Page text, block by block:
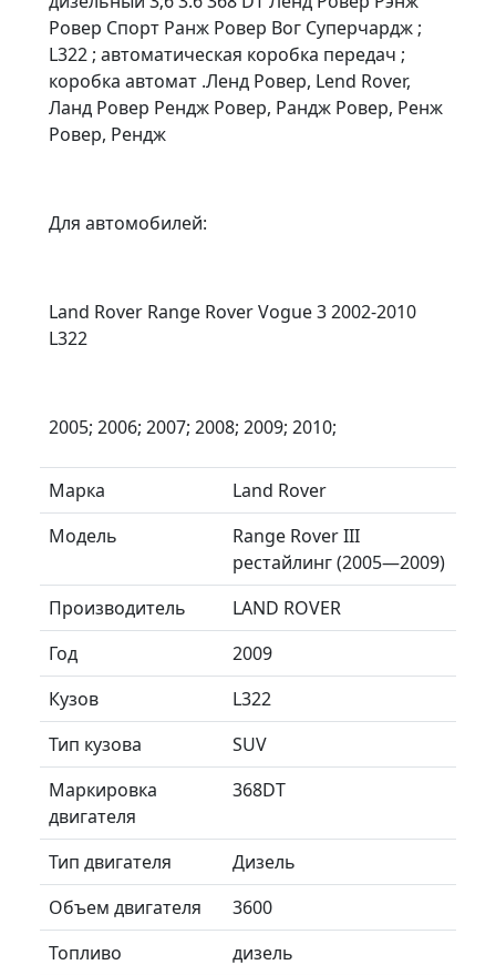
Ровер Спорт Ранж Ровер Вог Суперчардж ;
L322 ; автоматическая коробка передач ;
коробка автомат .Ленд Ровер, Lend Rover,
Ланд Ровер Рендж Ровер, Рандж Ровер, Ренж
Ровер, Рендж
Для автомобилей:
Land Rover Range Rover Vogue 3 2002-2010
L322
2005; 2006; 2007; 2008; 2009; 2010;
Марка
Land Rover
Модель
Range Rover III
рестайлинг (2005—2009)
Производитель
LAND ROVER
Год
2009
Кузов
L322
Тип кузова
SUV
Маркировка
двигателя
368DT
Тип двигателя
Дизель
Объем двигателя
3600
Топливо
дизель